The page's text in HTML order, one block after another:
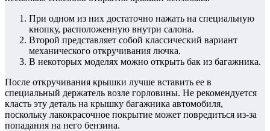
При одном из них достаточно нажать на специальную
кнопку, расположенную внутри салона.
Второй представляет собой классический вариант
механического откручивания лючка.
В некоторых моделях можно открыть бак из багажника.
После откручивания крышки лучше вставить ее в
специальный держатель возле горловины. Не рекомендуется
класть эту деталь на крышку багажника автомобиля,
поскольку лакокрасочное покрытие может повредиться из-за
попадания на него бензина.